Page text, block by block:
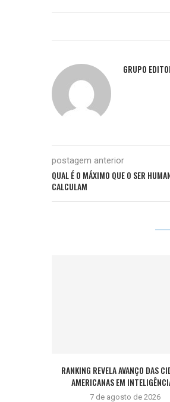
GRUPO
postagem anterior
QUAL É O MÁXIMO QUE O SER
CALCULAM
RANKING REVELA AVANÇO DAS
AMERICANAS EM
7 de agosto de 2026